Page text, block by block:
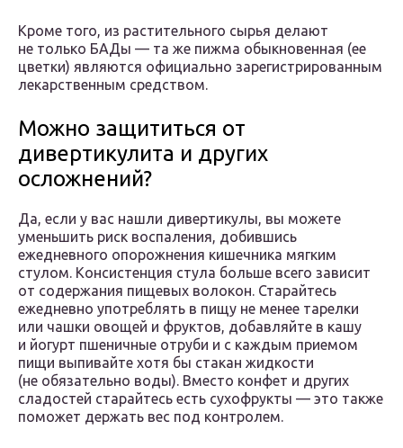
Кроме того, из растительного сырья делают
не только БАДы — та же пижма обыкновенная (ее
цветки) являются официально зарегистрированным
лекарственным средством.
Можно защититься от
дивертикулита и других
осложнений?
Да, если у вас нашли дивертикулы, вы можете
уменьшить риск воспаления, добившись
ежедневного опорожнения кишечника мягким
стулом. Консистенция стула больше всего зависит
от содержания пищевых волокон. Старайтесь
ежедневно употреблять в пищу не менее тарелки
или чашки овощей и фруктов, добавляйте в кашу
и йогурт пшеничные отруби и с каждым приемом
пищи выпивайте хотя бы стакан жидкости
(не обязательно воды). Вместо конфет и других
сладостей старайтесь есть сухофрукты — это также
поможет держать вес под контролем.